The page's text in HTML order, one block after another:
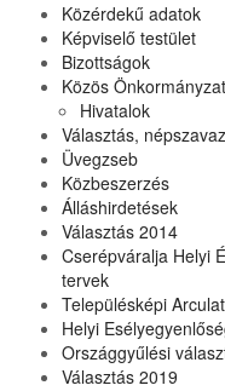
Közérdekű adatok
Képviselő testület
Bizottságok
Közös
Hivatalok
Választás,
Üvegzseb
Közbeszerzés
Álláshirdetések
Választás 2014
Cserépváralja Helyi
tervek
Településképi
Helyi
Országgyűlési
Választás 2019